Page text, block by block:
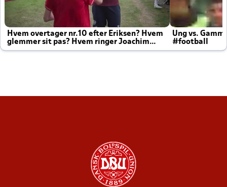
Hvem overtager nr.10 efter Eriksen? Hvem
glemmer sit pas? Hvem ringer Joachim
altid til efter kampe?
Ung vs.
#football